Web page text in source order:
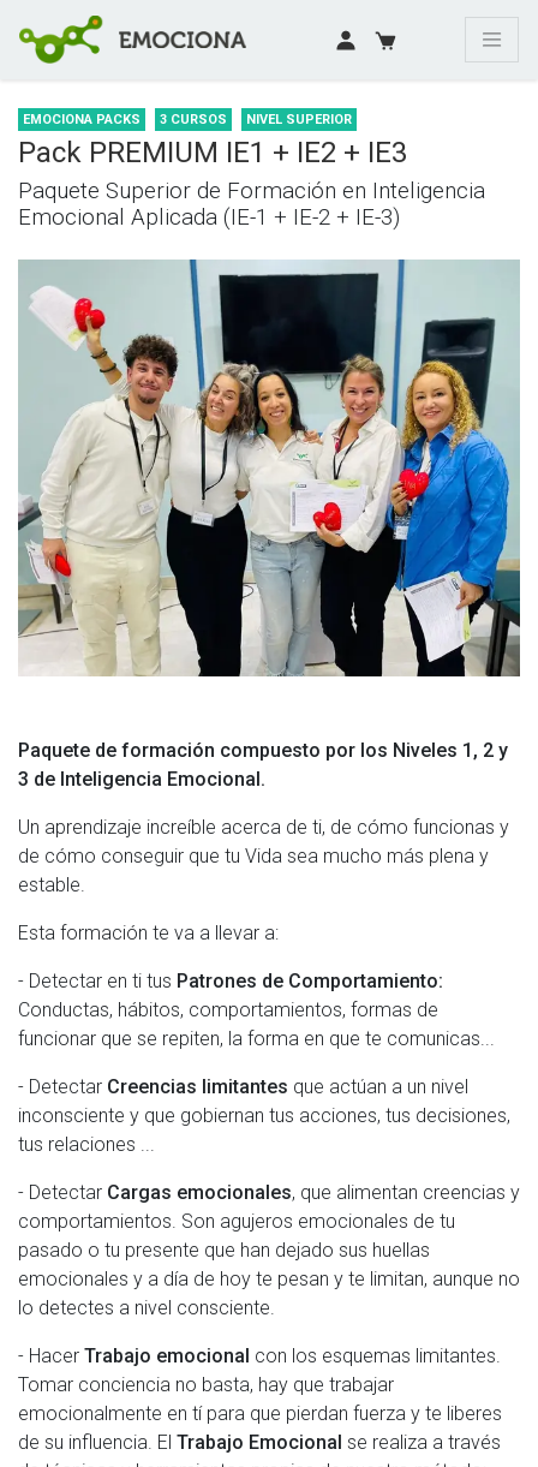
EMOCIONA PACKS 3 CURSOS NIVEL SUPERIOR
Pack PREMIUM IE1 + IE2 + IE3
Paquete Superior de Formación en Inteligencia
Emocional Aplicada (IE-1 + IE-2 + IE-3)
Paquete de formación compuesto por los Niveles 1, 2 y
3 de Inteligencia Emocional.
Un aprendizaje increíble acerca de ti, de cómo funcionas y
de cómo conseguir que tu Vida sea mucho más plena y
estable.
Esta formación te va a llevar a:
- Detectar en ti tus Patrones de Comportamiento:
Conductas, hábitos, comportamientos, formas de
funcionar que se repiten, la forma en que te comunicas...
- Detectar Creencias limitantes que actúan a un nivel
inconsciente y que gobiernan tus acciones, tus decisiones,
tus relaciones ...
- Detectar Cargas emocionales, que alimentan creencias y
comportamientos. Son agujeros emocionales de tu
pasado o tu presente que han dejado sus huellas
emocionales y a día de hoy te pesan y te limitan, aunque no
lo detectes a nivel consciente.
- Hacer Trabajo emocional con los esquemas limitantes.
Tomar conciencia no basta, hay que trabajar
emocionalmente en tí para que pierdan fuerza y te liberes
de su influencia. El Trabajo Emocional se realiza a través